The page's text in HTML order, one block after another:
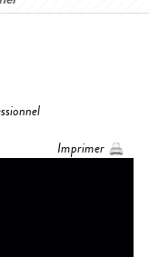
Imprimer